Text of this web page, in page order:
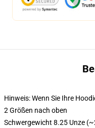
Hinweis: Wenn Sie Ihre
2 Größen nach oben
Schwergewicht 8.25 Unze